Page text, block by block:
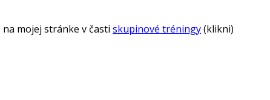
mojej stránke v častiskupinové tréningy(klikni)